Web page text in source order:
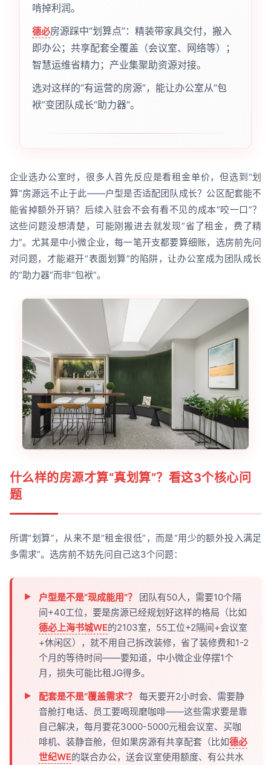
啃掉利润。
德必房源踩中“划算点”：精装带家具交付，搬入
即办公；共享配套全覆盖（会议室、网络等）；
智慧运维省精力；产业集聚助资源对接。
选对这样的“有运营的房源”，能让办公室从“包
袱”变团队成长“助力器”。
企业选办公室时，很多人首先反应是看租金单价，但选到“划
算”房源远不止于此——户型是否适配团队成长？公区配套能不
能省掉额外开销？后续入驻会不会有看不见的成本“咬一口”？
这些问题没想清楚，可能刚搬进去就发现“省了租金，费了精
力”。尤其是中小微企业，每一笔开支都要算细账，选房前先问
对问题，才能避开“表面划算”的陷阱，让办公室成为团队成长
的“助力器”而非“包袱”。
什么样的房源才算“真划算”？看这3个核心问
题
所谓“划算”，从来不是“租金很低”，而是“用少的额外投入满足
多需求”。选房前不妨先问自己这3个问题：
户型是不是“现成能用”？
团队有50人，需要10个隔
间+40工位，要是房源已经规划好这样的格局（比如
德必上海书城WE的2103室，55工位+2隔间+会议室
+休闲区），就不用自己拆改装修，省了装修费和1-2
个月的等待时间——要知道，中小微企业停摆1个
月，损失可能比租JG得多。
配套是不是“覆盖需求”？ 每天要开2小时会、需要静
音舱打电话、员工要喝现磨咖啡——这些需求要是靠
自己解决，每月要花3000-5000元租会议室、买咖
啡机、装静音舱，但如果房源有共享配套（比如德必
世纪WE的联合办公，送会议室使用额度、有公共水